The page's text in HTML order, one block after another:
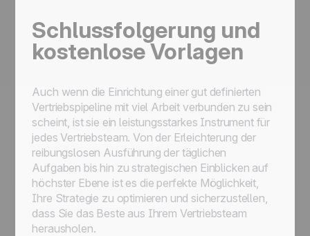
Schlussfolgerung und
kostenlose Vorlagen
Auch wenn die Einrichtung einer gut definierten
Vertriebspipeline mit viel Arbeit verbunden zu sein
scheint, ist sie ein leistungsstarkes Instrument für
jedes Vertriebsteam. Von der Erleichterung der
reibungslosen Ausführung der täglichen
Aufgaben bis hin zu strategischen Einblicken auf
höchster Ebene ist es die perfekte Möglichkeit,
Ihre Strategie zu optimieren und sicherzustellen,
dass Sie das Beste aus Ihrem Vertriebsteam
herausholen.